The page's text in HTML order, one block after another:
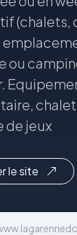
(chalets,
ou
chalet
de jeux
le site